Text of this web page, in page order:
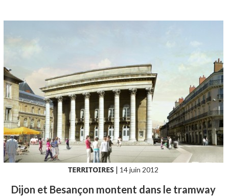
TERRITOIRES | 14 juin 2012
Dijon et Besançon montent dans le tramway